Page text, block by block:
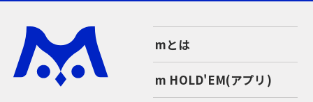
mとは
m HOLD'EM(アプリ)